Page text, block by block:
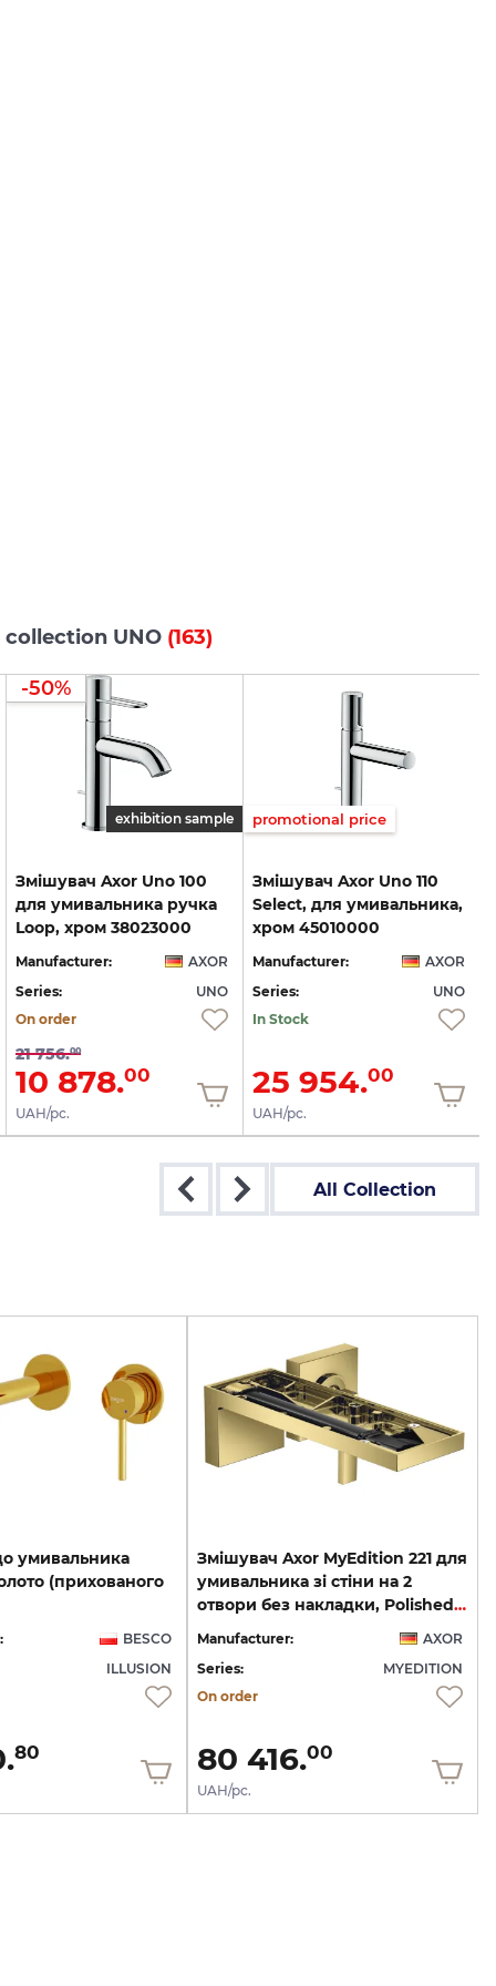
UNO (163)
exhibition sample
-50%
Змішувач Axor Uno 100
для умивальника ручка
Loop, хром 38023000
Manufacturer:
AXOR
Series:
UNO
On order
21 756.00
10 878.00
UAH/pc.
promotional price
Змішувач Axor Uno 110
Select, для умивальника,
хром 45010000
Manufacturer:
AXOR
Series:
UNO
In Stock
25 954.00
UAH/pc.
All Collection
умивальника
(прихованого
BESCO
ILLUSION
80
Змішувач Axor MyEdition 221 для
умивальника зі стіни на 2
отвори без накладки, Polished Gold Optic 47062990
Manufacturer:
AXOR
Series:
MYEDITION
On order
80 416.00
UAH/pc.